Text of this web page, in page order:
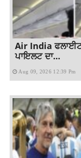
Air India
ਪਾਇਲਟ ਦਾ...
Aug 09, 2026 12:39 Pm